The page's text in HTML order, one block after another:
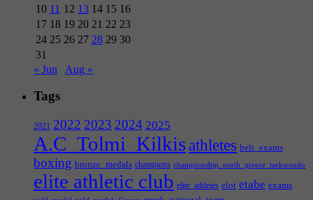
10 11 12 13 14 15 16
17 18 19 20 21 22 23
24 25 26 27 28 29 30
31
« Jun
Aug »
Tags
2021 2022 2023 2024 2025
A.C_Tolmi_Kilkis athletes belt_exams
boxing bronze_medals champions championship_north_greece_taekwondo
elite athletic club elite_athletes elot etabe exams